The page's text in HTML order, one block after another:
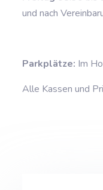
und nach
Parkplätze: Im
Alle Kassen und